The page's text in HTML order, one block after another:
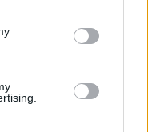
«Ερευνώ-
και εθνικούς